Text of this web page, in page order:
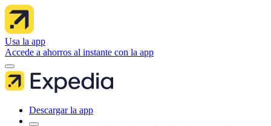
Usa la app
Accede a ahorros al instante con la app
Descargar la app